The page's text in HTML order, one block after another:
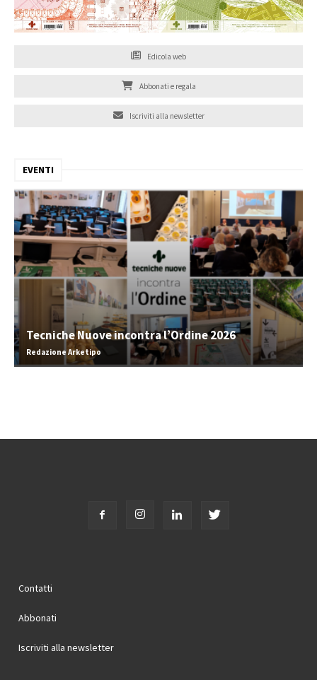
Edicola web
Abbonati e regala
Iscriviti alla newsletter
EVENTI
Tecniche Nuove incontra l’Ordine 2026
Redazione Arketipo
Contatti
Abbonati
Iscriviti alla newsletter